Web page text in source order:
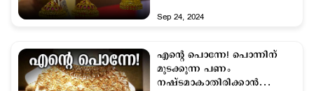
Sep 24, 2024
എന്‍റെ പൊന്നേ! പൊന്നിന്
മുടക്കുന്ന പണം
നഷ്ടമാകാതിരിക്കാന്‍